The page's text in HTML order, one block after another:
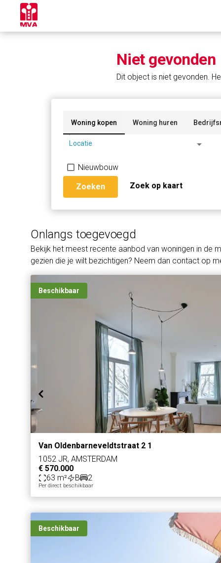
Niet gevonden
Dit object is niet gevonden.
Woning kopen Woning huren
Locatie arrow_drop_down
Nieuwbouw
Zoeken Zoek op kaart
Onlangs toegevoegd
Bekijk het meest recente aanbod van woningen in de
gezien die je wilt bezichtigen? Neem dan contact op
Beschikbaar
Van Oldenbarneveldtstraat 2 1
1052 JR, AMSTERDAM
€ 570.000
63 m²
B 2
Per direct beschikbaar
Beschikbaar